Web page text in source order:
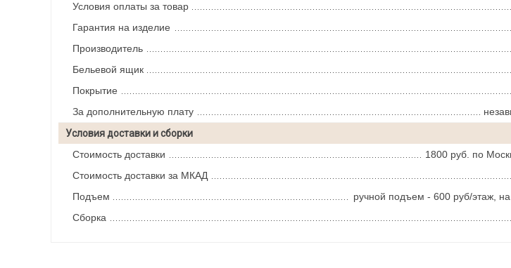
Условия оплаты за товар
Гарантия на изделие
Производитель
Бельевой ящик
Покрытие
За дополнительную плату
Условия доставки и сборки
Стоимость доставки
1800 руб. по
Стоимость доставки за МКАД
Подъем
ручной подъем - 600 руб/этаж,
Сборка